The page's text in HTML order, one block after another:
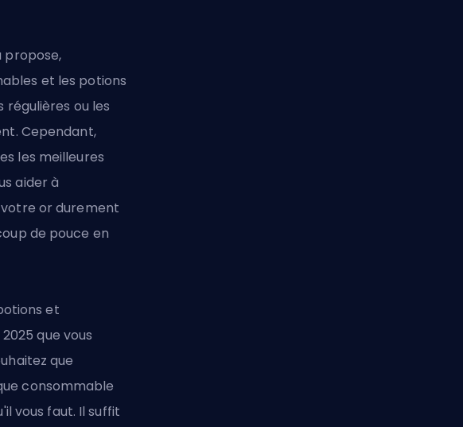
propose,
et les potions
régulières ou les
Cependant,
les meilleures
aider à
or durement
de pouce en
et
que vous
que
consommable
vous faut. Il suffit